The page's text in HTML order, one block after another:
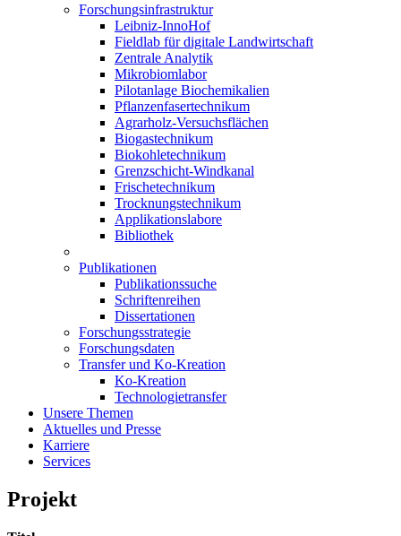
Forschungsinfrastruktur
Leibniz-InnoHof
Fieldlab für digitale Landwirtschaft
Zentrale Analytik
Mikrobiomlabor
Pilotanlage Biochemikalien
Pflanzenfasertechnikum
Agrarholz-Versuchsflächen
Biogastechnikum
Biokohletechnikum
Grenzschicht-Windkanal
Frischetechnikum
Trocknungstechnikum
Applikationslabore
Bibliothek
Publikationen
Publikationssuche
Schriftenreihen
Dissertationen
Forschungsstrategie
Forschungsdaten
Transfer und Ko-Kreation
Ko-Kreation
Technologietransfer
Unsere Themen
Aktuelles und Presse
Karriere
Services
Projekt